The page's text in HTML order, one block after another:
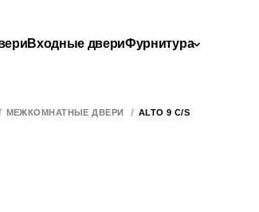
Входные двериФурнитура
МЕЖКОМНАТНЫЕ ДВЕРИ ALTO 9 C/S